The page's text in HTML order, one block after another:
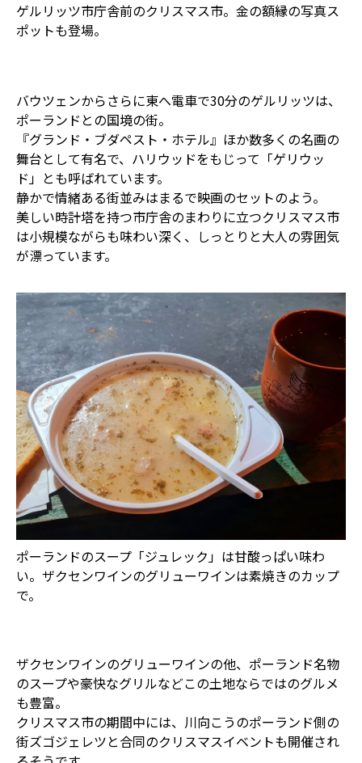
ゲルリッツ市庁舎前のクリスマス市。金の額縁の写真ス
ポットも登場。
バウツェンからさらに東へ電車で30分のゲルリッツは、
ポーランドとの国境の街。
『グランド・ブダペスト・ホテル』ほか数多くの名画の
舞台として有名で、ハリウッドをもじって「ゲリウッ
ド」とも呼ばれています。
静かで情緒ある街並みはまるで映画のセットのよう。
美しい時計塔を持つ市庁舎のまわりに立つクリスマス市
は小規模ながらも味わい深く、しっとりと大人の雰囲気
が漂っています。
ポーランドのスープ「ジュレック」は甘酸っぱい味わ
い。ザクセンワインのグリューワインは素焼きのカップ
で。
ザクセンワインのグリューワインの他、ポーランド名物
のスープや豪快なグリルなどこの土地ならではのグルメ
も豊富。
クリスマス市の期間中には、川向こうのポーランド側の
街ズゴジェレツと合同のクリスマスイベントも開催され